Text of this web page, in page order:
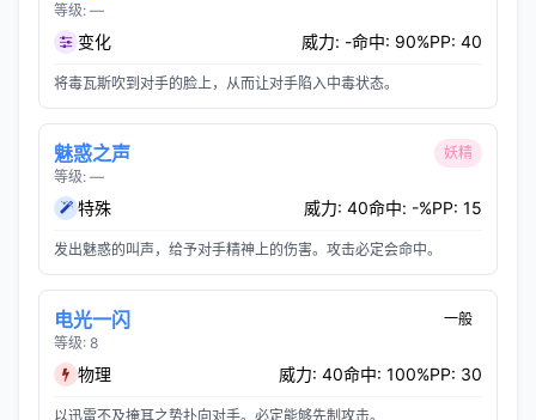
等级: —
变化 威力: -命中: 90%PP: 40
将毒瓦斯吹到对手的脸上，从而让对手陷入中毒状态。
魅惑之声
等级: —
妖精
特殊 威力: 40命中: -%PP: 15
发出魅惑的叫声，给予对手精神上的伤害。攻击必定会命中。
电光一闪
等级: 8
一般
物理 威力: 40命中: 100%PP: 30
以迅雷不及掩耳之势扑向对手。必定能够先制攻击。